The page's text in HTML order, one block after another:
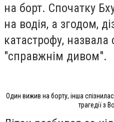
на борт. Спочатку
на водія, а згодом,
катастрофу, назвала
"справжнім дивом".
Один вижив на борту, інша
трагедії з